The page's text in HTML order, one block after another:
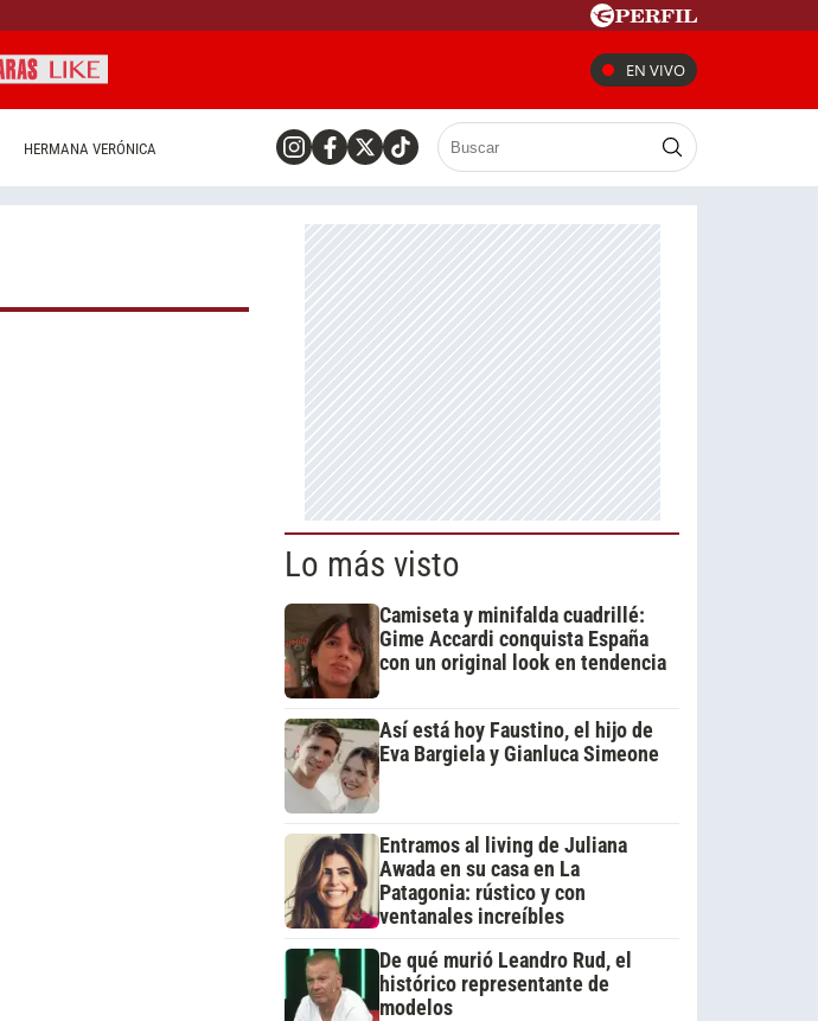
EN VIVO
HERMANA VERÓNICA
Lo más visto
Camiseta y minifalda cuadrillé:
Gime Accardi conquista España
con un original look en tendencia
Así está hoy Faustino, el hijo de
Eva Bargiela y Gianluca Simeone
Entramos al living de Juliana
Awada en su casa en La
Patagonia: rústico y con
ventanales increíbles
De qué murió Leandro Rud, el
histórico representante de
modelos